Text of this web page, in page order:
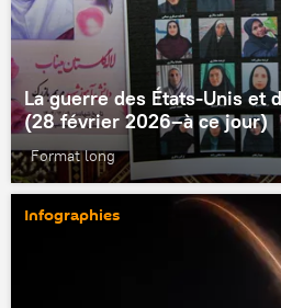
La guerre des États-Unis et
(28 février 2026–à ce jour)
Format long
Infographies